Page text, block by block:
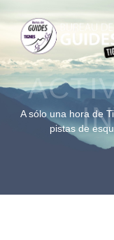
A sólo una hora de
pistas de